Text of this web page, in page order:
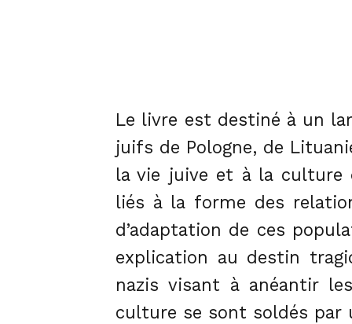
Le livre est destiné à un
juifs de Pologne, de
la vie juive et à la culture
liés à la forme des
d’adaptation de ces
explication au destin
nazis visant à anéantir
culture se sont soldés par